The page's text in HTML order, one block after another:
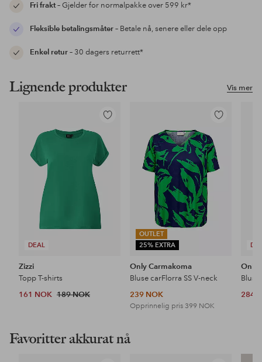
Fri frakt– Gjelder for normalpakke over 599 kr*
Fleksible betalingsmåter– Betale nå, senere eller dele opp
Enkel retur– 30 dagers returrett*
Vis mer
Lignende produkter
DEAL
Legg
favoritter
Zizzi
Topp T-shirts
161 NOK 189 NOK
OUTLET
25% EXTRA
Legg
favoritter
Only Carmakoma
Bluse carFlorra SS V-neck
239 NOK
Opprinnelig pris 399 NOK
Only
284
Favoritter akkurat nå